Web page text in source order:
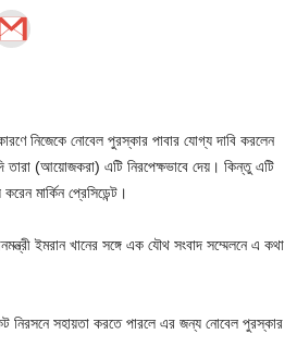
নিজেকে নোবেল পুরস্কার পাবার যোগ্য দাবি করলেন
তারা (আয়োজকরা) এটি নিরপেক্ষভাবে দেয়। কিন্তু এটি
মার্কিন প্রেসিডেন্ট।
ইমরান খানের সঙ্গে এক যৌথ সংবাদ সম্মেলনে এ কথা
নিরসনে সহায়তা করতে পারলে এর জন্য নোবেল পুরস্কার